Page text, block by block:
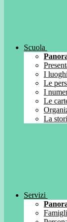
Scuola
I luoghi
Le
I
Le
La
Servizi